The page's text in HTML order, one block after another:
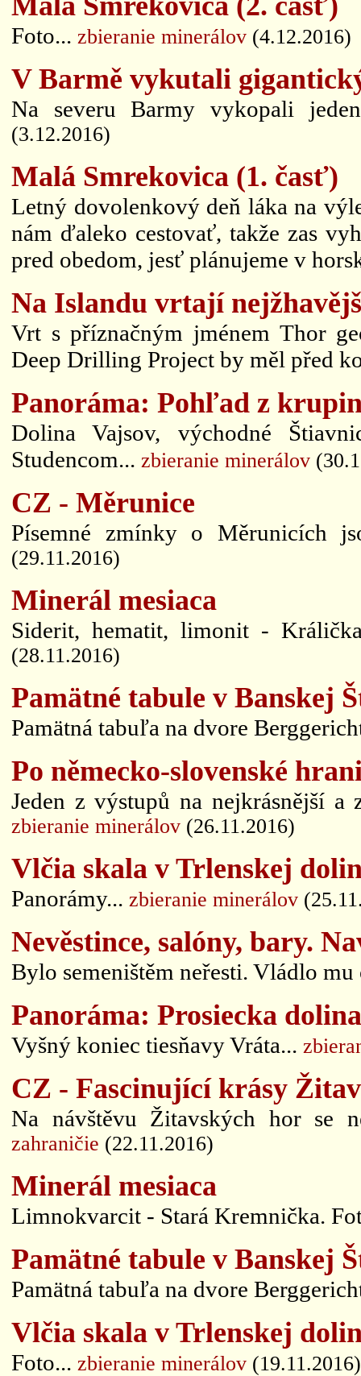
Foto... zbieranie minerálov (4.12.2016)
V Barmě vykutali
Na severu Barmy vykopali
(3.12.2016)
Malá Smrekovica (1. časť)
Letný dovolenkový deň láka na
nám ďaleko cestovať, takže zas
pred obedom, jesť plánujeme v
Na Islandu vrtají
Vrt s příznačným jménem Thor
Deep Drilling Project by měl před
Panoráma: Pohľad z
Dolina Vajsov, východné
Studencom... zbieranie minerálov
CZ - Měrunice
Písemné zmínky o Měrunicích
(29.11.2016)
Minerál mesiaca
Siderit, hematit, limonit -
(28.11.2016)
Pamätné tabule v Banskej
Pamätná tabuľa na dvore
Po německo-slovenské
Jeden z výstupů na nejkrásnější a
zbieranie minerálov (26.11.2016)
Vlčia skala v Trlenskej
Panorámy... zbieranie minerálov
Nevěstince, salóny, bary.
Bylo semeništěm neřesti. Vládlo
Panoráma: Prosiecka dolina
Vyšný koniec tiesňavy Vráta...
CZ - Fascinující krásy
Na návštěvu Žitavských hor se
zahraničie (22.11.2016)
Minerál mesiaca
Limnokvarcit - Stará Kremnička.
Pamätné tabule v Banskej
Pamätná tabuľa na dvore
Vlčia skala v Trlenskej
Foto... zbieranie minerálov (19.11.2016)